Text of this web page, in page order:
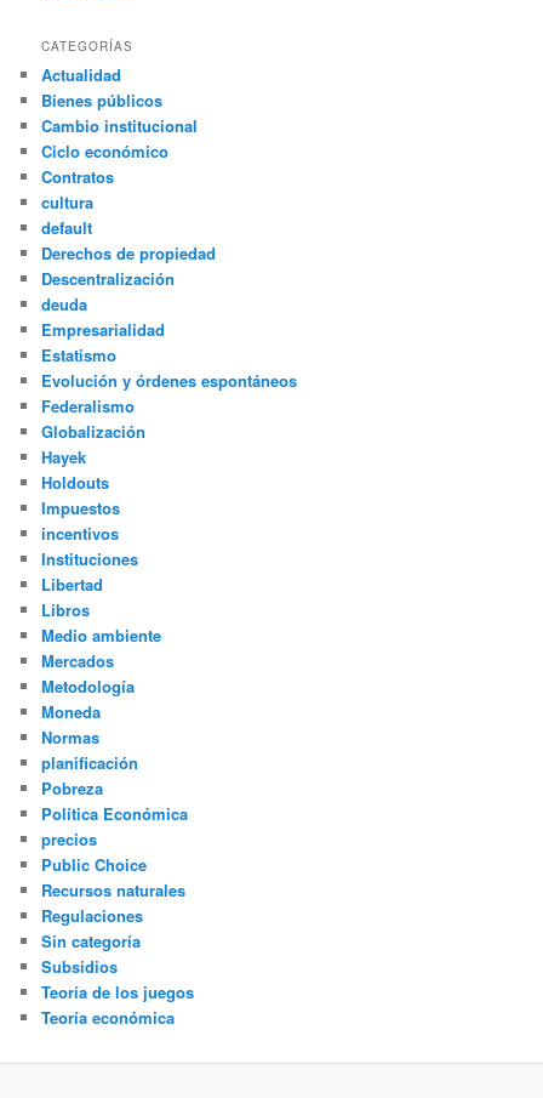
CATEGORÍAS
Actualidad
Bienes públicos
Cambio institucional
Ciclo económico
Contratos
cultura
default
Derechos de propiedad
Descentralización
deuda
Empresarialidad
Estatismo
Evolución y órdenes espontáneos
Federalismo
Globalización
Hayek
Holdouts
Impuestos
incentivos
Instituciones
Libertad
Libros
Medio ambiente
Mercados
Metodología
Moneda
Normas
planificación
Pobreza
Política Económica
precios
Public Choice
Recursos naturales
Regulaciones
Sin categoría
Subsidios
Teoría de los juegos
Teoría económica